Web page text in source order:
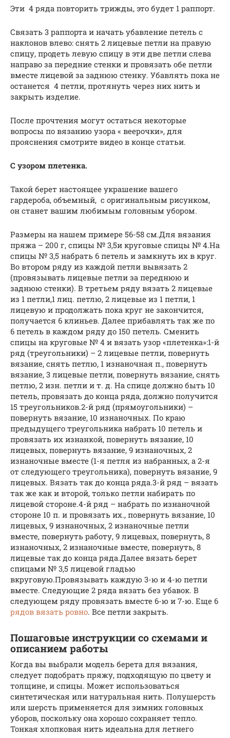
Эти 4 ряда повторить трижды, это будет 1 раппорт.
Связать 3 раппорта и начать убавление петель с
наклонов влево: снять 2 лицевые петли на правую
спицу, продеть левую спицу в эти две петли слева
направо за передние стенки и провязать обе петли
вместе лицевой за заднюю стенку. Убавлять пока не
останется 4 петли, протянуть через них нить и
закрыть изделие.
После прочтения могут остаться некоторые
вопросы по вязанию узора « веерочки», для
прояснения смотрите видео в конце статьи.
С узором плетенка.
Такой берет настоящее украшение вашего
гардероба, объемный, с оригинальным рисунком,
он станет вашим любимым головным убором.
Размеры на нашем примере 56-58 см.Для вязания
пряжа – 200 г, спицы № 3,5и круговые спицы № 4.На
спицы № 3,5 набрать 6 петель и замкнуть их в круг.
Во втором ряду из каждой петли вывязать 2
(провязывать лицевые петли за переднюю и
заднюю стенки). В третьем ряду вязать 2 лицевые
из 1 петли,1 лиц. петлю, 2 лицевые из 1 петли, 1
лицевую и продолжать пока круг не закончится,
получается 6 клиньев. Далее прибавлять так же по
6 петель в каждом ряду до 150 петель. Сменить
спицы на круговые № 4 и вязать узор «плетенка»:1-й
ряд (треугольники) – 2 лицевые петли, повернуть
вязание, снять петлю, 1 изнаночная п., повернуть
вязание, 3 лицевые петли, повернуть вязание, снять
петлю, 2 изн. петли и т. д. На спице должно быть 10
петель, провязать до конца ряда, должно получится
15 треугольников.2-й ряд (прямоугольники) –
повернуть вязание, 10 изнаночных. По краю
предыдущего треугольника набрать 10 петель и
провязать их изнанкой, повернуть вязание, 10
лицевых, повернуть вязание, 9 изнаночных, 2
изнаночные вместе (1-я петля из набранных, а 2-я
от следующего треугольника), повернуть вязание, 9
лицевых. Вязать так до конца ряда.3-й ряд – вязать
так же как и второй, только петли набирать по
лицевой стороне.4-й ряд – набрать по изнаночной
стороне 10 п. и провязать их., повернуть вязание, 10
лицевых, 9 изнаночных, 2 изнаночные петли
вместе, повернуть работу, 9 лицевых, повернуть, 8
изнаночных, 2 изнаночные вместе, повернуть, 8
лицевые так до конца ряда.Далее вязать берет
спицами № 3,5 лицевой гладью
вкруговую.Провязывать каждую 3-ю и 4-ю петли
вместе. Следующие 2 ряда вязать без убавок. В
следующем ряду провязать вместе 6-ю и 7-ю. Еще 6
рядов вязать ровно. Все петли закрыть.
Пошаговые инструкции со схемами и
описанием работы
Когда вы выбрали модель берета для вязания,
следует подобрать пряжу, подходящую по цвету и
толщине, и спицы. Может использоваться
синтетическая или натуральная нить. Полушерсть
или шерсть применяется для зимних головных
уборов, поскольку она хорошо сохраняет тепло.
Тонкая хлопковая нить идеальна для летнего